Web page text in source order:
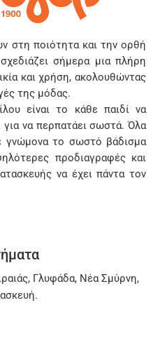
στη ποιότητα και την ορθή
σήμερα μια πλήρη
και χρήση, ακολουθώντας
της μόδας.
είναι το κάθε παιδί να
να περπατάει σωστά. Όλα
γνώμονα το σωστό βάδισμα
προδιαγραφές και
να έχει πάντα τον
, Γλυφάδα, Νέα Σμύρνη,
.